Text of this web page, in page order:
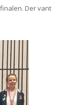
Der vant